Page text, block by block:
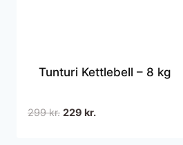
Tunturi Kettlebell – 8 kg
299kr. Den
229 kr.Den